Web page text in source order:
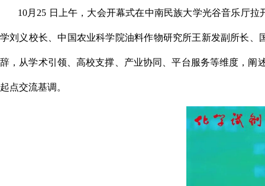
10月 25 日上午，大会开幕式在中南民族大学光谷音乐厅
学刘义校长、中国农业科学院油料作物研究所王新发副所长
辞，从学术引领、高校支撑、产业协同、平台服务等维度，阐
起点交流基调。